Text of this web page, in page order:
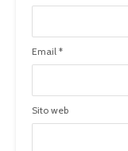
Email *
Sito web